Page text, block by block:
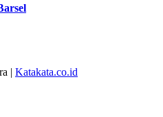
| Katakata.co.id